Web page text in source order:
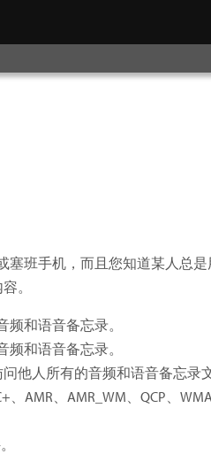
塞班手机，而且您知道某人总
。
和语音备忘录。
和语音备忘录。
他人所有的音频和语音备忘录
、AMR、AMR_WM、QCP、